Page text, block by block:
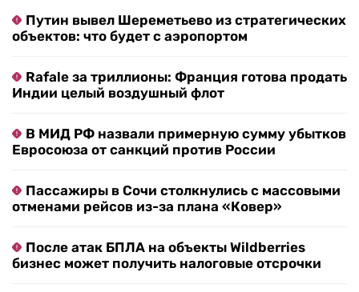
Путин вывел Шереметьево из стратегических
объектов: что будет с аэропортом
Rafale за триллионы: Франция готова продать
Индии целый воздушный флот
В МИД РФ назвали примерную сумму убытков
Евросоюза от санкций против России
Пассажиры в Сочи столкнулись с массовыми
отменами рейсов из-за плана «Ковер»
После атак БПЛА на объекты Wildberries
бизнес может получить налоговые отсрочки